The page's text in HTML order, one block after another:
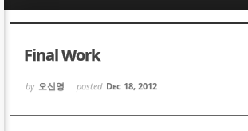
Final Work
by 오신영 posted Dec 18, 2012
Sketchbook5, 스케치북5
Sketchbook5, 스케치북5